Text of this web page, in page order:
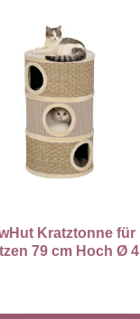
Kratztonne für
79 cm Hoch Ø